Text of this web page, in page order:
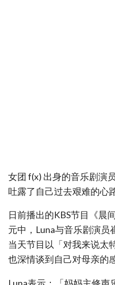
女团 f(x) 出身的音乐剧演
吐露了自己过去艰难的心
日前播出的KBS节目《晨
元中，Luna与音乐剧演员
当天节目以「对我来说太
也深情谈到自己对母亲的